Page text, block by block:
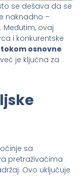
se dešava da se
naknadno –
ovaj
i konkurentske
osnovne
je ključna za
sa
pretraživačima
Ovo uključuje